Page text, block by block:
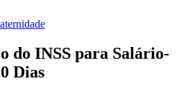
do INSS para Salário-
Dias